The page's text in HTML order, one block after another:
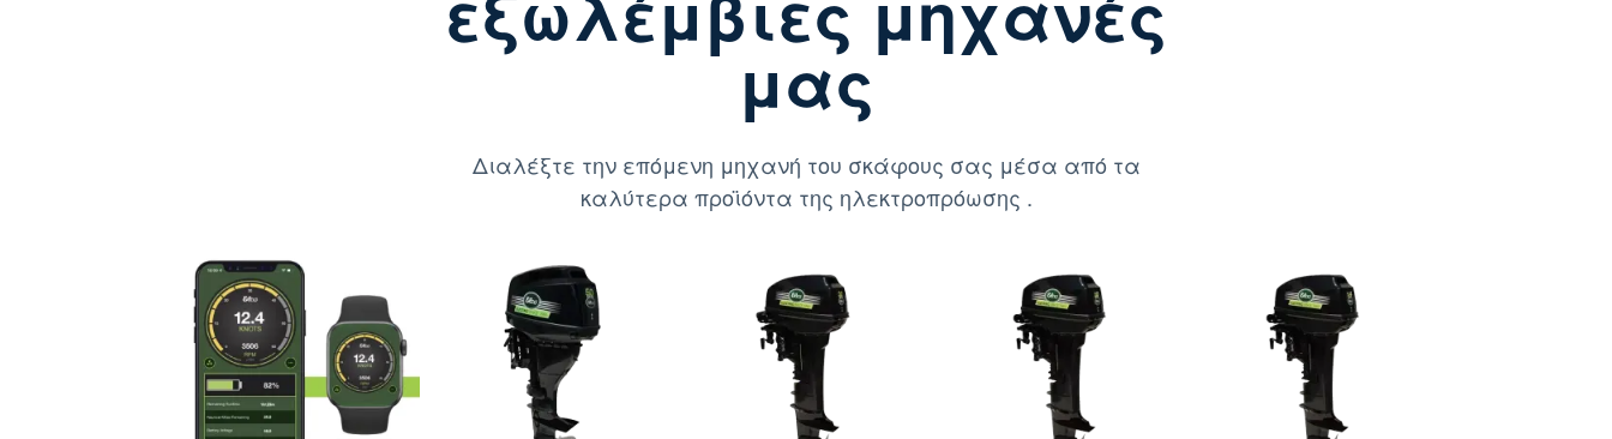
μας
Διαλέξτε την επόμενη μηχανή του σκάφους σας μέσα από τα
καλύτερα προϊόντα της ηλεκτροπρόωσης .